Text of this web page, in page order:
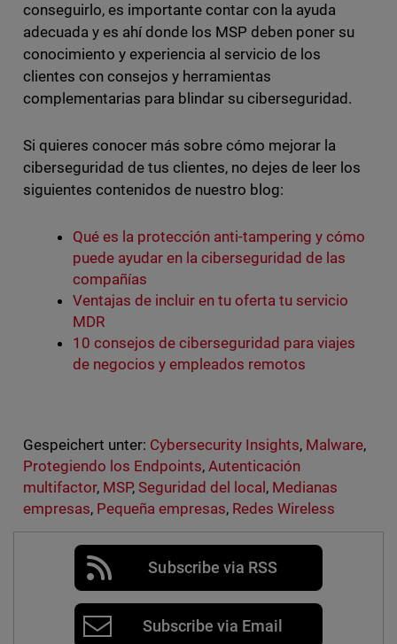
conseguirlo, es importante contar con la ayuda
adecuada y es ahí donde los MSP deben poner su
conocimiento y experiencia al servicio de los
clientes con consejos y herramientas
complementarias para blindar su ciberseguridad.
Si quieres conocer más sobre cómo mejorar la
ciberseguridad de tus clientes, no dejes de leer los
siguientes contenidos de nuestro blog:
Qué es la protección anti-tampering y cómo
puede ayudar en la ciberseguridad de las
compañías
Ventajas de incluir en tu oferta tu servicio
MDR
10 consejos de ciberseguridad para viajes
de negocios y empleados remotos
Gespeichert unter: Cybersecurity Insights, Malware,
Protegiendo los Endpoints, Autenticación
multifactor, MSP, Seguridad del local , Medianas
empresas, Pequeña empresas, Redes Wireless
Subscribe via RSS
Subscribe via Email